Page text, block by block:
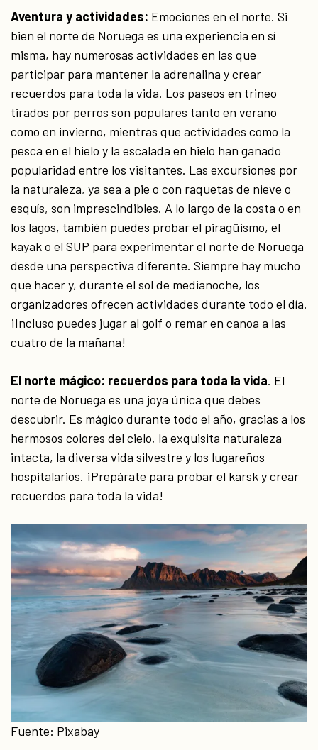
Aventura y actividades: Emociones en el norte. Si
bien el norte de Noruega es una experiencia en sí
misma, hay numerosas actividades en las que
participar para mantener la adrenalina y crear
recuerdos para toda la vida. Los paseos en trineo
tirados por perros son populares tanto en verano
como en invierno, mientras que actividades como la
pesca en el hielo y la escalada en hielo han ganado
popularidad entre los visitantes. Las excursiones por
la naturaleza, ya sea a pie o con raquetas de nieve o
esquís, son imprescindibles. A lo largo de la costa o en
los lagos, también puedes probar el piragüismo, el
kayak o el SUP para experimentar el norte de Noruega
desde una perspectiva diferente. Siempre hay mucho
que hacer y, durante el sol de medianoche, los
organizadores ofrecen actividades durante todo el día.
¡Incluso puedes jugar al golf o remar en canoa a las
cuatro de la mañana!
El norte mágico: recuerdos para toda la vida. El
norte de Noruega es una joya única que debes
descubrir. Es mágico durante todo el año, gracias a los
hermosos colores del cielo, la exquisita naturaleza
intacta, la diversa vida silvestre y los lugareños
hospitalarios. ¡Prepárate para probar el karsk y crear
recuerdos para toda la vida!
Fuente: Pixabay